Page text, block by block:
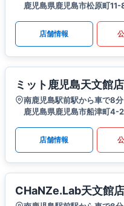
鹿児島県鹿児島市松原町
店舗情報
ミット鹿児島天文館店
南鹿児島駅前駅から車で8分
鹿児島県鹿児島市船津町4-
店舗情報
CHaNZe.Lab天文館店